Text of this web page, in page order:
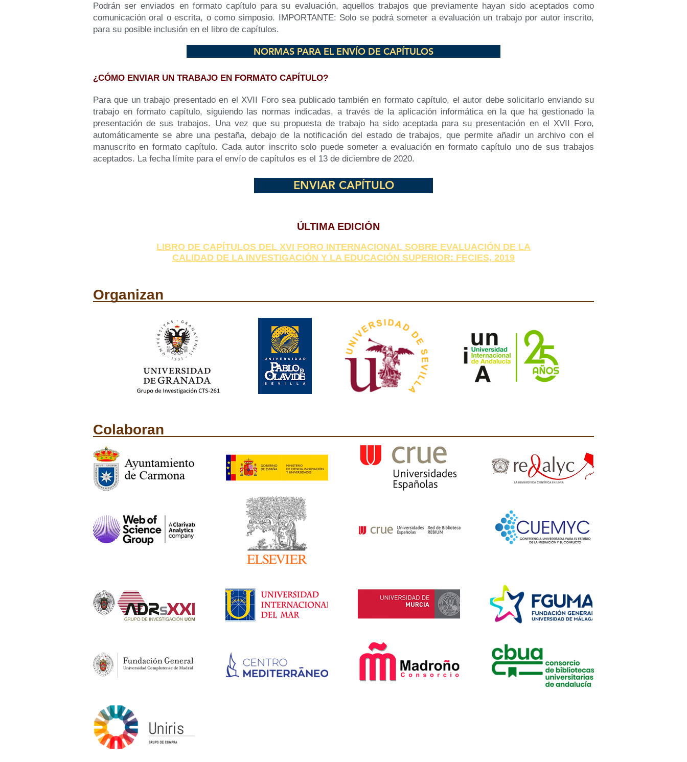
Podrán ser enviados en formato capítulo para su evaluación, aquellos trabajos que previamente hayan sido aceptados como
comunicación oral o escrita, o como simposio. IMPORTANTE: Solo se podrá someter a evaluación un trabajo por autor inscrito,
para su posible inclusión en el libro de capítulos.
NORMAS PARA EL ENVÍO DE CAPÍTULOS
¿CÓMO ENVIAR UN TRABAJO EN FORMATO CAPÍTULO?
Para que un trabajo presentado en el XVII Foro sea publicado también en formato capítulo, el autor debe solicitarlo enviando su
trabajo en formato capítulo, siguiendo las normas indicadas, a través de la aplicación informática en la que ha gestionado la
presentación de sus trabajos. Una vez que su propuesta de trabajo ha sido aceptada para su presentación en el XVII Foro,
automáticamente se abre una pestaña, debajo de la notificación del estado de trabajos, que permite añadir un archivo con el
manuscrito en formato capítulo. Cada autor inscrito solo puede someter a evaluación en formato capítulo uno de sus trabajos
aceptados. La fecha límite para el envío de capítulos es el 13 de diciembre de 2020.
ENVIAR CAPÍTULO
ÚLTIMA EDICIÓN
LIBRO DE CAPÍTULOS DEL XVI FORO INTERNACIONAL SOBRE EVALUACIÓN DE LA
CALIDAD DE LA INVESTIGACIÓN Y LA EDUCACIÓN SUPERIOR: FECIES, 2019
Organizan
Colaboran